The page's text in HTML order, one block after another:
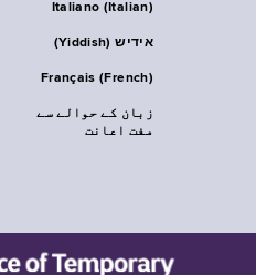
Italiano (Italian)
אידיש (Yiddish)
Français (French)
زبان کے حوالے سے
مفت اعانت